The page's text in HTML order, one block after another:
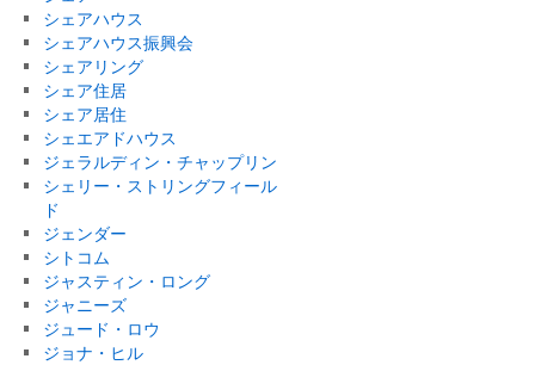
シェアハウス
シェアハウス振興会
シェアリング
シェア住居
シェア居住
シェエアドハウス
ジェラルディン・チャップリン
シェリー・ストリングフィール
ド
ジェンダー
シトコム
ジャスティン・ロング
ジャニーズ
ジュード・ロウ
ジョナ・ヒル